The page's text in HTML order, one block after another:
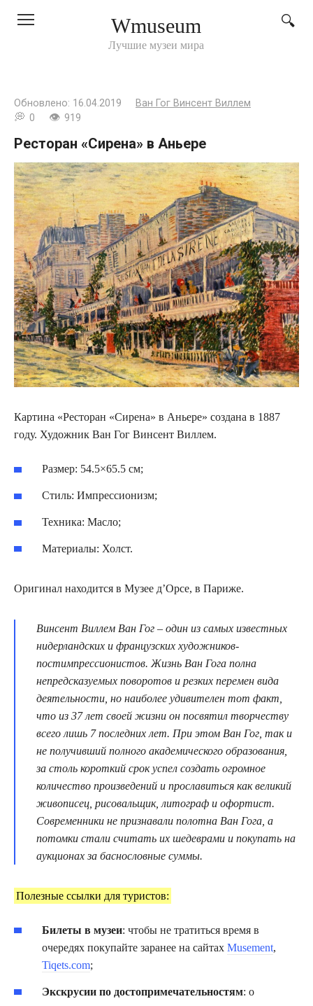
Wmuseum
Лучшие музеи мира
Обновлено: 16.04.2019
Ван Гог Винсент Виллем
0
919
Ресторан «Сирена» в Аньере
Картина «Ресторан «Сирена» в Аньере» создана в 1887
году. Художник Ван Гог Винсент Виллем.
Размер: 54.5×65.5 см;
Стиль: Импрессионизм;
Техника: Масло;
Материалы: Холст.
Оригинал находится в Музее д’Орсе, в Париже.
Винсент Виллем Ван Гог – один из самых известных
нидерландских и французских художников-
постимпрессионистов. Жизнь Ван Гога полна
непредсказуемых поворотов и резких перемен вида
деятельности, но наиболее удивителен тот факт,
что из 37 лет своей жизни он посвятил творчеству
всего лишь 7 последних лет. При этом Ван Гог, так и
не получивший полного академического образования,
за столь короткий срок успел создать огромное
количество произведений и прославиться как великий
живописец, рисовальщик, литограф и офортист.
Современники не признавали полотна Ван Гога, а
потомки стали считать их шедеврами и покупать на
аукционах за баснословные суммы.
Полезные ссылки для туристов:
Билеты в музеи: чтобы не тратиться время в
очередях покупайте заранее на сайтах Musement,
Tiqets.com;
Экскрусии по достопримечательностям: о